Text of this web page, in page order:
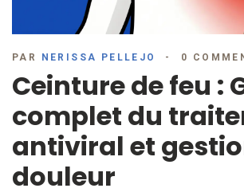
PAR NERISSA PELLEJO 0
Ceinture de feu :
complet du
antiviral et
douleur